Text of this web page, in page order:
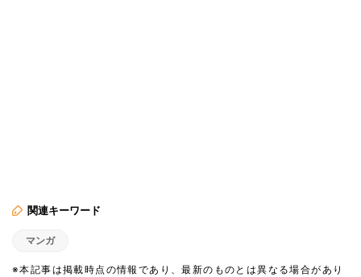
関連キーワード
マンガ
※本記事は掲載時点の情報であり、最新のものとは異なる場合があり